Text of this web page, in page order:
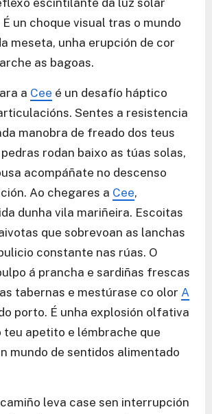
un choque visual tras o mundo
meseta, unha erupción de cor
as bagoas.
a Cee é un desafío háptico
Sentes a resistencia
manobra de freado dos teus
rodan baixo as túas solas,
acompáñate no descenso
Ao chegares a Cee,
dunha vila mariñeira. Escoitas
que sobrevoan as lanchas
constante nas rúas. O
á prancha e sardiñas frescas
tabernas e mestúrase co olor A
porto. É unha explosión olfativa
teu apetito e lémbrache que
mundo de sentidos alimentado
camiño leva case sen interrupción